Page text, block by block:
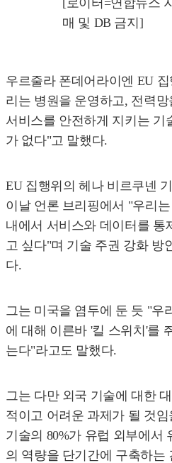
매 및 DB 금지]
우르줄라 폰데어라이엔 EU
리는 병원을 운영하고, 전력
서비스를 안전하게 지키는 기
가 없다"고 말했다.
EU 집행위의 헤나 비르쿠넨
이날 언론 브리핑에서 "우리
내에서 서비스와 데이터를 통
고 싶다"며 기술 주권 강화 방
다.
그는 미국을 염두에 둔 듯 "우
에 대해 이른바 '킬 스위치'를
는다"라고도 말했다.
그는 다만 외국 기술에 대한
적이고 어려운 과제가 될 것
기술의 80%가 유럽 외부에서
의 역량을 단기간에 구축하는